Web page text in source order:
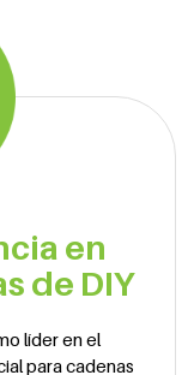
en
de DIY
líder en el
para cadenas